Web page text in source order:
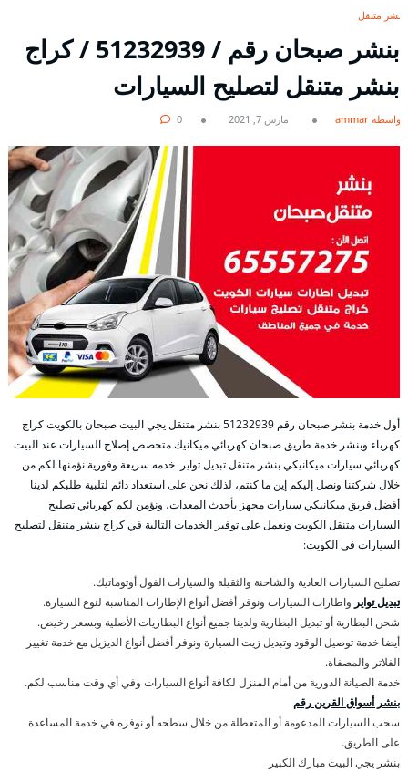
بنشر متنقل
بنشر صبحان رقم / 51232939‬ / كراج
بنشر متنقل لتصليح السيارات
بواسطة ammar مارس 7, 2021 0
أول خدمة بنشر صبحان رقم 51232939‬ بنشر متنقل يجي البيت صبحان بالكويت كراج
كهرباء وبنشر خدمة طريق صبحان كهربائي ميكانيك متخصص إصلاح السيارات عند البيت
كهربائي سيارات ميكانيكي بنشر متنقل تبديل تواير خدمه سريعة وفورية نؤمنها لكم من
خلال شركتنا ونصل إليكم إين ما كنتم، لذلك نحن على استعداد دائم لتلبية طلبكم لدينا
أفضل فريق ميكانيكي سيارات مجهز بأحدث المعدات، ونؤمن لكم كهربائي تصليح
السيارات متنقل الكويت ونعمل على توفير الخدمات التالية في كراج بنشر متنقل لتصليح
السيارات في الكويت:
تصليح السيارات العادية والشاحنة والثقيلة والسيارات الفول أوتوماتيك.
تبديل تواير واطارات السيارات ونوفر أفضل أنواع الإطارات المناسبة لنوع السيارة.
شحن البطارية أو تبديل البطارية ولدينا جميع أنواع البطاريات الأصلية وبسعر رخيص.
أيضا خدمة توصيل الوقود وتبديل زيت السيارة ونوفر أفضل أنواع الديزيل مع خدمة تغيير
الفلاتر والمصفاة.
خدمة الصيانة الدورية من أمام المنزل لكافة أنواع السيارات وفي أي وقت مناسب لكم.
بنشر أسواق القرين رقم
سحب السيارات المدعومة أو المتعطلة من خلال سطحه أو نوفره في خدمة المساعدة
على الطريق.
بنشر يجي البيت مبارك الكبير